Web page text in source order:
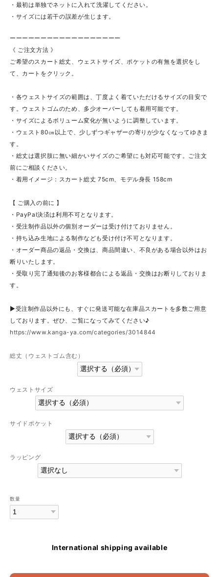
・最初は単独でネットに入れて洗濯してください。
・サイズには若干の誤差が生じます。
ーーーーーーーーーーーーーーーーーー
《 ご注文方法 》
ご希望のスカート総丈、ウェストサイズ、ポケットの有無を選択をし
て、カートをクリック。
・各ウェストサイズの範囲は、丁度よく着ていただけるサイズの目安で
す。ウェストゴムのため、多少オーバーしても着用可能です。
・サイズによるボリューム変化が無いように調整しています。
・ウェスト80㎝以上で、少しずつギャザーの寄りが少なくなってゆきま
す。
・総丈は選択肢に無い細かいサイズのご希望にも対応可能です。ご注文
前にご相談ください。
・着用イメージ：スカート総丈 75cm、モデル身長 158cm
【 ご購入の前に 】
・PayPal決済は利用不可となります。
・受注制作品以外の個別オーダーは受け付けておりません。
・持ち込み生地による制作なども受け付け不可となります。
・オーダー商品の返品・交換は、商品間違い、不良がある場合以外はお
断りいたします。
・受取り完了通知後のお客様都合による返品・交換はお断りしておりま
す。
▶受注制作品以外にも、すぐに発送可能な在庫品スカートを多数ご用意
しております。ぜひ、ご覧になってみてください♪
https://www.kanga-ya.com/categories/3014844
総丈（ウェストゴム含む）
ウェストサイズ
サイドポケット
ラッピング
数量
International shipping available